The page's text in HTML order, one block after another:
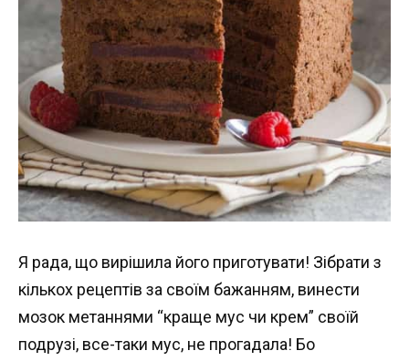
Я рада, що вирішила його приготувати! Зібрати з
кількох рецептів за своїм бажанням, винести
мозок метаннями “краще мус чи крем” своїй
подрузі, все-таки мус, не прогадала! Бо